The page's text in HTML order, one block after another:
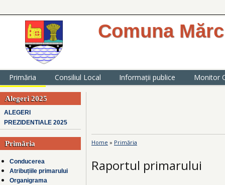
Comuna
Primăria Consiliul Local Informații publice Monitor
Alegeri 2025
ALEGERI
PREZIDENTIALE 2025
Primăria
Conducerea
Atribuțiile primarului
Organigrama
You are here
Home » Primăria
Raportul primarului